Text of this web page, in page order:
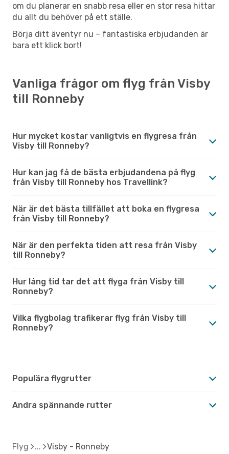
om du planerar en snabb resa eller en stor resa hittar
du allt du behöver på ett ställe.
Börja ditt äventyr nu – fantastiska erbjudanden är
bara ett klick bort!
Vanliga frågor om flyg från Visby
till Ronneby
Hur mycket kostar vanligtvis en flygresa från
Visby till Ronneby?
Hur kan jag få de bästa erbjudandena på flyg
från Visby till Ronneby hos Travellink?
När är det bästa tillfället att boka en flygresa
från Visby till Ronneby?
När är den perfekta tiden att resa från Visby
till Ronneby?
Hur lång tid tar det att flyga från Visby till
Ronneby?
Vilka flygbolag trafikerar flyg från Visby till
Ronneby?
Populära flygrutter
Andra spännande rutter
Flyg Visby - Ronneby